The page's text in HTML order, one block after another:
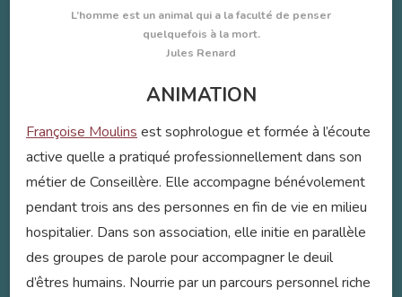
L’homme est un animal qui a la faculté de penser
quelquefois à la mort.
Jules Renard
ANIMATION
Françoise Moulins est sophrologue et formée à l’écoute
active quelle a pratiqué professionnellement dans son
métier de Conseillère. Elle accompagne bénévolement
pendant trois ans des personnes en fin de vie en milieu
hospitalier. Dans son association, elle initie en parallèle
des groupes de parole pour accompagner le deuil
d’êtres humains. Nourrie par un parcours personnel riche